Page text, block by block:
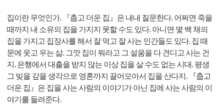
집이란 무엇인가. 『춥고 더운 집』은 내내 질문한다. 어쩌면 죽을
때까지 내 소유의 집을 가지지 못할 수도 있다. 아니면 몇 백 채의
집을 가지고 집장사를 해서 잘 먹고 잘 사는 인간들도 있다. 집 때
문에 웃고 우는 삶. 그깟 집이 뭐라고 그 설움을 다 견디고 사는 건
지. 은행에서 대출을 받지 않는 이상 집을 살 수도 없는 시대. 평생
그 빚을 갚을 생각으로 영혼까지 끌어모아서 집을 산다지. 『춥고
더운 집』은 집을 사는 사람의 이야기가 아닌 집에 사는 사람의 이
야기를 들려준다.